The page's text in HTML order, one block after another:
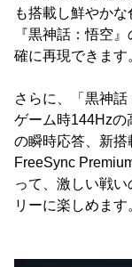
も搭載し鮮やか
『黒神話：悟空
確に再現できます
さらに、「黒神話
ゲーム時144Hzの
の瞬時応答、新
FreeSync
って、激しい戦
リーに楽しめます